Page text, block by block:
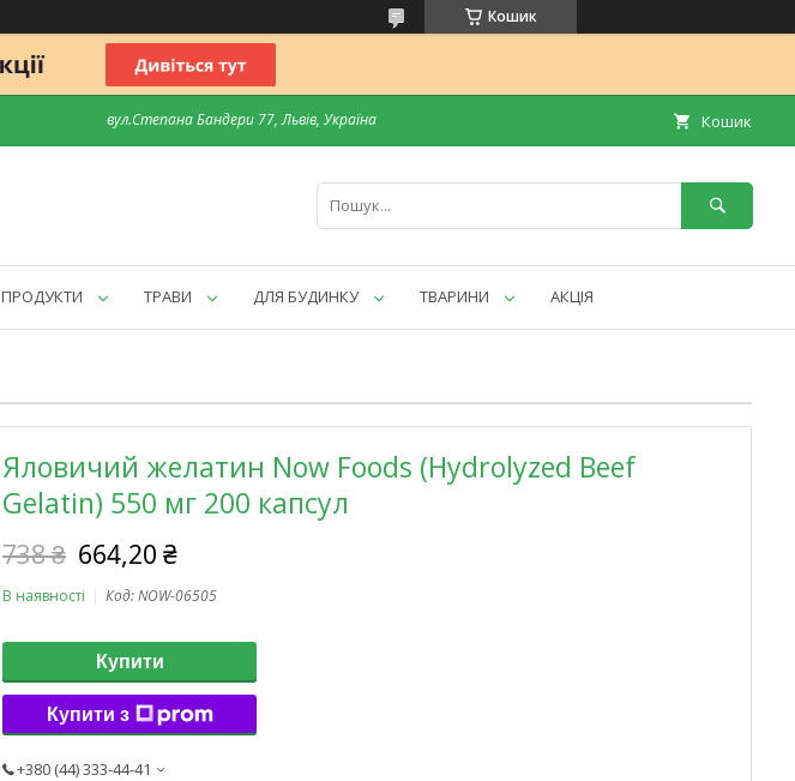
Кошик
вул.Степана Бандери 77, Львів, Україна Кошик
ПРОДУКТИ ТРАВИ ДЛЯ БУДИНКУ ТВАРИНИ АКЦІЯ
Яловичий желатин Now Foods (Hydrolyzed Beef
Gelatin) 550 мг 200 капсул
738 ₴ 664,20 ₴
В наявності Код:NOW-06505
Купити
Купити з
+380 (44) 333-44-41